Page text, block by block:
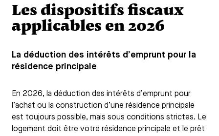
Les dispositifs fiscaux
applicables en 2026
La déduction des intérêts d’emprunt pour la
résidence principale
En 2026, la déduction des intérêts d’emprunt pour
l’achat ou la construction d’une résidence principale
est toujours possible, mais sous conditions strictes. Le
logement doit être votre résidence principale et le prêt